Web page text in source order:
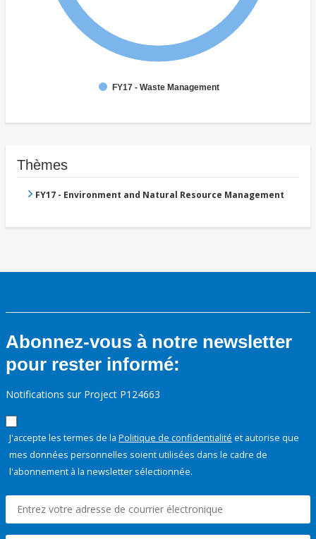
FY17 - Waste Management
Thèmes
FY17 - Environment and Natural Resource Management
Abonnez-vous à notre newsletter
pour rester informé:
Notifications sur Project P124663
J'accepte les termes de la Politique de confidentialité et autorise que
mes données personnelles soient utilisées dans le cadre de
l'abonnement à la newsletter sélectionnée.